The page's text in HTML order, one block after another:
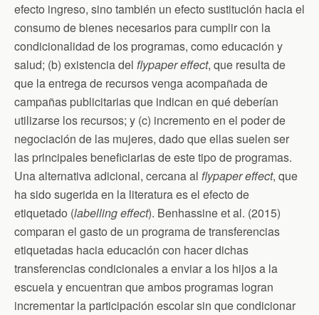
efecto ingreso, sino también un efecto sustitución hacia el
consumo de bienes necesarios para cumplir con la
condicionalidad de los programas, como educación y
salud; (b) existencia del flypaper effect, que resulta de
que la entrega de recursos venga acompañada de
campañas publicitarias que indican en qué deberían
utilizarse los recursos; y (c) incremento en el poder de
negociación de las mujeres, dado que ellas suelen ser
las principales beneficiarias de este tipo de programas.
Una alternativa adicional, cercana al flypaper effect, que
ha sido sugerida en la literatura es el efecto de
etiquetado (labelling effect). Benhassine et al. (2015)
comparan el gasto de un programa de transferencias
etiquetadas hacia educación con hacer dichas
transferencias condicionales a enviar a los hijos a la
escuela y encuentran que ambos programas logran
incrementar la participación escolar sin que condicionar